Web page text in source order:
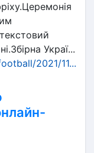
Украї...
2021/11...